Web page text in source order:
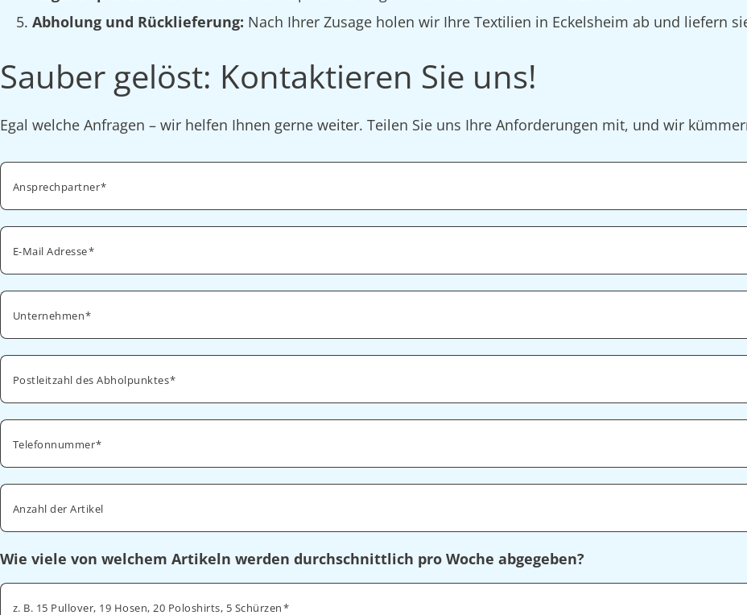
Abholung und Rücklieferung: Nach Ihrer Zusage holen wir Ihre Textilien in Eckelsheim ab und liefern
Sauber gelöst: Kontaktieren Sie uns!
Egal welche Anfragen – wir helfen Ihnen gerne weiter. Teilen Sie uns Ihre Anforderungen mit, und wir
Ansprechpartner
E-Mail Adresse
Unternehmen
Postleitzahl des Abholpunktes
Telefonnummer
Anzahl der Artikel
Wie viele von welchem Artikeln werden durchschnittlich pro Woche abgegeben?
z. B. 15 Pullover, 19 Hosen, 20 Poloshirts, 5 Schürzen